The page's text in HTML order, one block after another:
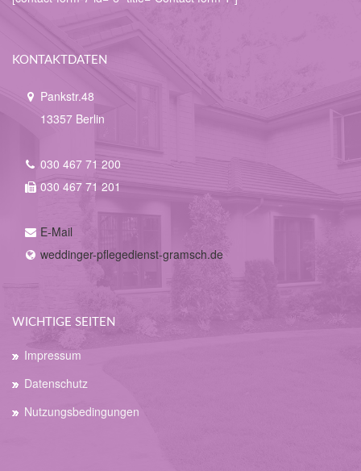
KONTAKTDATEN
Pankstr.48
13357 Berlin
030 467 71 200
030 467 71 201
E-Mail
weddinger-pflegedienst-gramsch.de
WICHTIGE SEITEN
Impressum
Datenschutz
Nutzungsbedingungen